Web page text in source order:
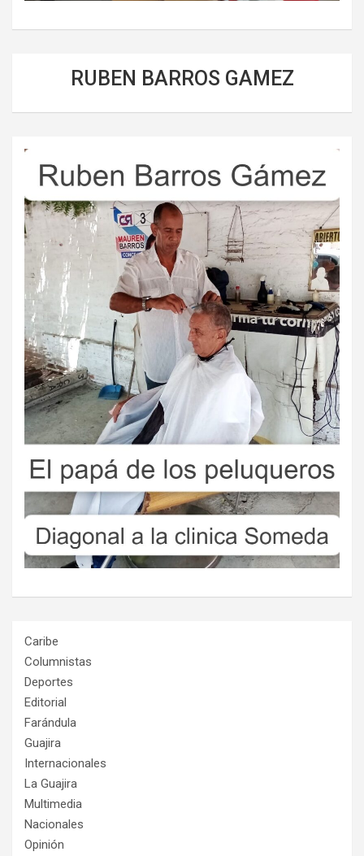
RUBEN BARROS GAMEZ
Caribe
Columnistas
Deportes
Editorial
Farándula
Guajira
Internacionales
La Guajira
Multimedia
Nacionales
Opinión